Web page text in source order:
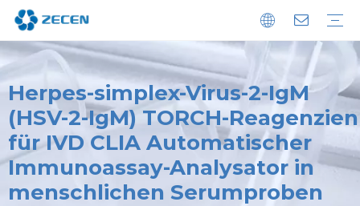
Herpes-simplex-Virus-2-IgM
(HSV-2-IgM) TORCH-Reagenzien
für IVD CLIA Automatischer
Immunoassay-Analysator in
menschlichen Serumproben